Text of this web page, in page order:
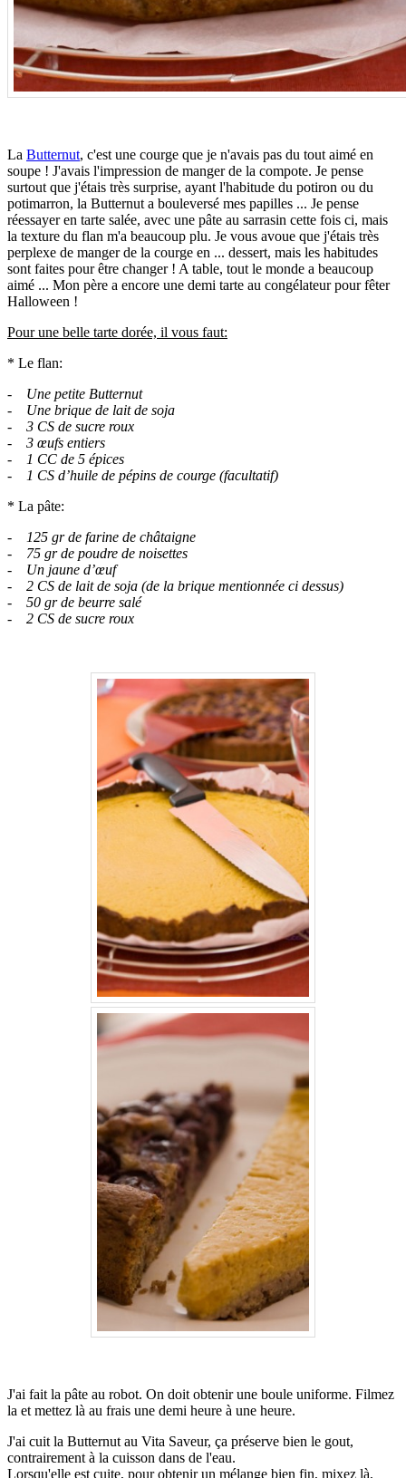
La Butternut, c'est une courge que je n'avais pas du tout aimé en
soupe ! J'avais l'impression de manger de la compote. Je pense
surtout que j'étais très surprise, ayant l'habitude du potiron ou du
potimarron, la Butternut a bouleversé mes papilles ... Je pense
réessayer en tarte salée, avec une pâte au sarrasin cette fois ci, mais
la texture du flan m'a beaucoup plu. Je vous avoue que j'étais très
perplexe de manger de la courge en ... dessert, mais les habitudes
sont faites pour être changer ! A table, tout le monde a beaucoup
aimé ... Mon père a encore une demi tarte au congélateur pour fêter
Halloween !
Pour une belle tarte dorée, il vous faut:
* Le flan:
- Une petite Butternut
- Une brique de lait de soja
- 3 CS de sucre roux
- 3 œufs entiers
- 1 CC de 5 épices
- 1 CS d’huile de pépins de courge (facultatif)
* La pâte:
- 125 gr de farine de châtaigne
- 75 gr de poudre de noisettes
- Un jaune d’œuf
- 2 CS de lait de soja (de la brique mentionnée ci dessus)
- 50 gr de beurre salé
- 2 CS de sucre roux
J'ai fait la pâte au robot. On doit obtenir une boule uniforme. Filmez
la et mettez là au frais une demi heure à une heure.
J'ai cuit la Butternut au Vita Saveur, ça préserve bien le gout,
contrairement à la cuisson dans de l'eau.
Lorsqu'elle est cuite, pour obtenir un mélange bien fin, mixez là,